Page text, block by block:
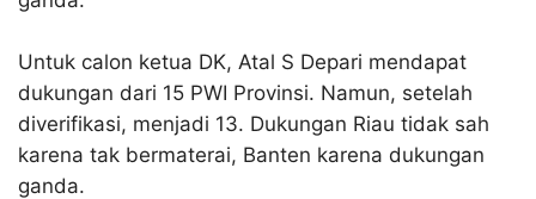
Untuk calon ketua DK, Atal S Depari mendapat
dukungan dari 15 PWI Provinsi. Namun, setelah
diverifikasi, menjadi 13. Dukungan Riau tidak sah
karena tak bermaterai, Banten karena dukungan
ganda.